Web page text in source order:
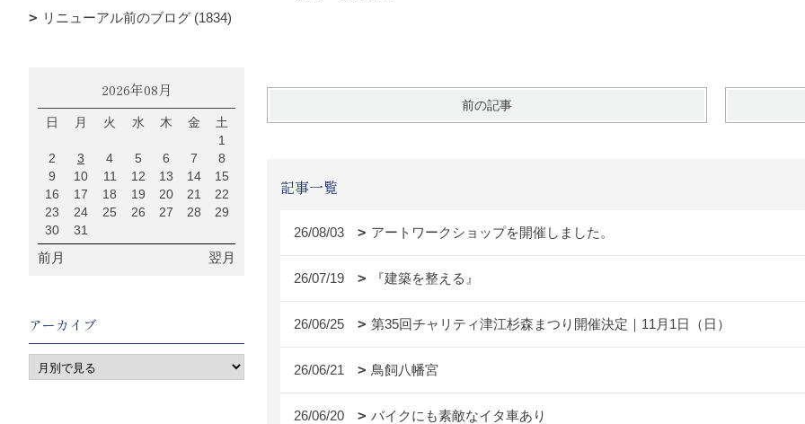
前の記事
記事一覧
26/08/03 アートワークショップを開催しました。
26/07/19 『建築を整える』
26/06/25 第35回チャリティ津江杉森まつり開催決定｜11月1日（日）
26/06/21 鳥飼八幡宮
26/06/20 バイクにも素敵なイタ車あり
リニューアル前のブログ (1834)
2026年08月
日 月 火 水 木 金
土
1
2
3 4 5 6 7
8
9
10 11 12 13 14
15
16
17 18 19 20 21
22
23
24 25 26 27 28
29
30
31
前月 翌月
アーカイブ